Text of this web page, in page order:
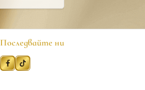
Последвайте ни